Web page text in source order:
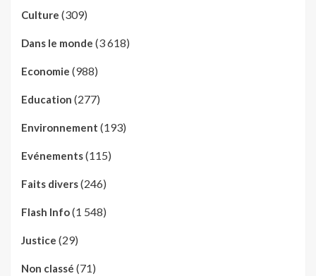
Culture (309)
Dans le monde (3 618)
Economie (988)
Education (277)
Environnement (193)
Evénements(115)
Faits divers(246)
Flash Info(1 548)
Justice (29)
Non classé (71)